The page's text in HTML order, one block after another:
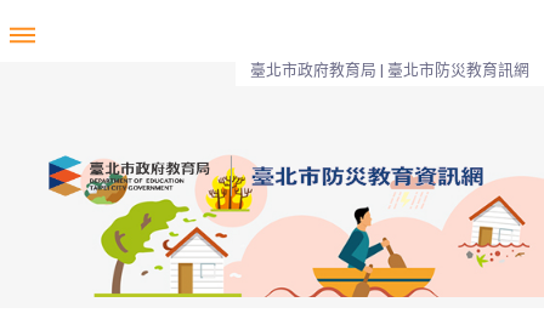
臺北市政府教育局 | 臺北市防災教育訊網